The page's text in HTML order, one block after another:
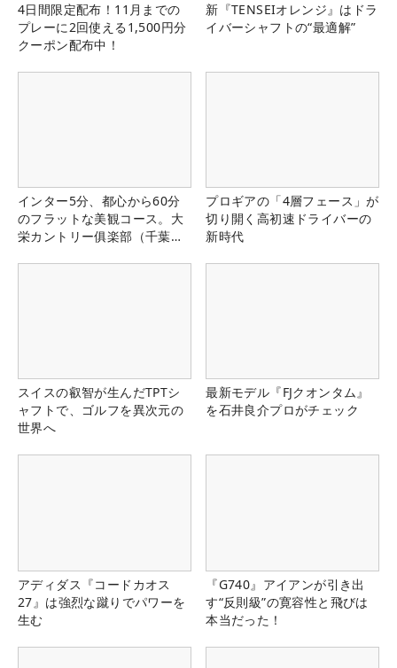
4日間限定配布！11月までの
プレーに2回使える1,500円分
クーポン配布中！
新『TENSEIオレンジ』はドラ
イバーシャフトの“最適解”
インター5分、都心から60分
のフラットな美観コース。大
栄カントリー俱楽部（千葉
プロギアの「4層フェース」が
切り開く高初速ドライバーの
新時代
スイスの叡智が生んだTPTシ
ャフトで、ゴルフを異次元の
世界へ
最新モデル『FJクオンタム』
を石井良介プロがチェック
アディダス『コードカオス
27』は強烈な蹴りでパワーを
生む
『G740』アイアンが引き出
す“反則級”の寛容性と飛びは
本当だった！